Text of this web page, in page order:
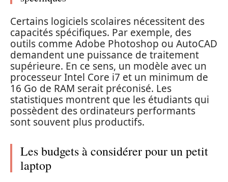
Certains logiciels scolaires nécessitent des
capacités spécifiques. Par exemple, des
outils comme Adobe Photoshop ou AutoCAD
demandent une puissance de traitement
supérieure. En ce sens, un modèle avec un
processeur Intel Core i7 et un minimum de
16 Go de RAM serait préconisé. Les
statistiques montrent que les étudiants qui
possèdent des ordinateurs performants
sont souvent plus productifs.
Les budgets à considérer pour un petit
laptop